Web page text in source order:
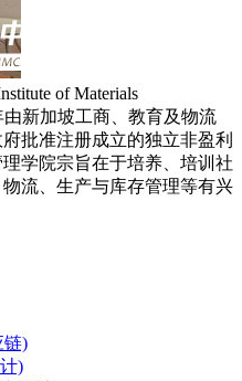
of Materials
由新加坡工商、教育及物流
批准注册成立的独立非盈利
学院宗旨在于培养、培训社
流、生产与库存管理等有兴
链)
)